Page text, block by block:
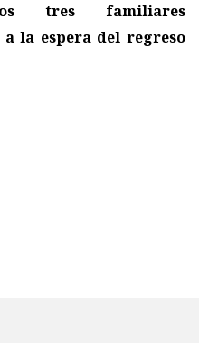
tres familiares
la espera del regreso